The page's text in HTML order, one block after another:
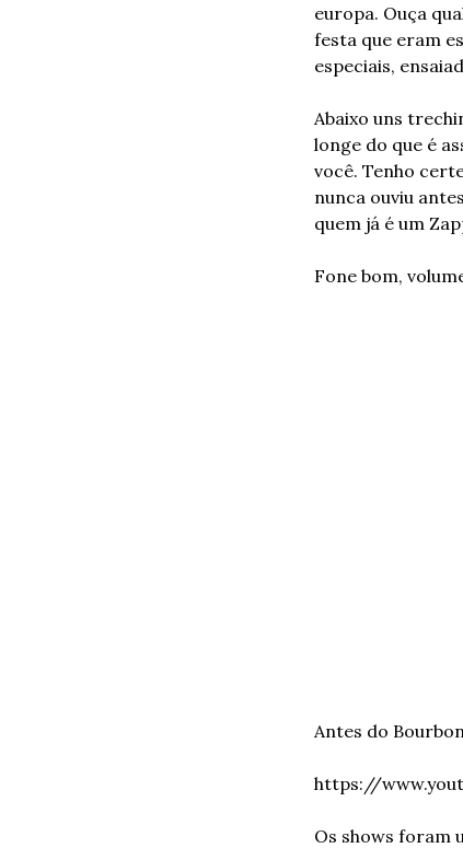
europa. Ouça
festa que eram
especiais,
Abaixo uns
longe do que é
você. Tenho
nunca ouviu
quem já é um
Fone bom,
Antes do
https://
Os shows foram